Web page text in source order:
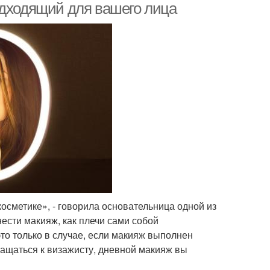
для вашего лица
- говорила основательница одной из
макияж, как плечи сами собой
только в случае, если макияж выполнен
к визажисту, дневной макияж вы